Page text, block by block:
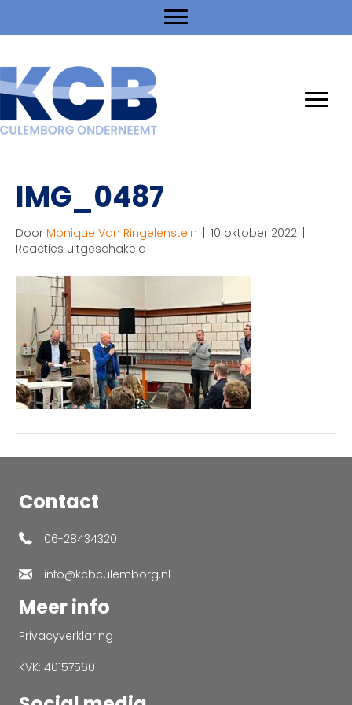
IMG_0487
Door Monique Van Ringelenstein | 10 oktober 2022 |
Reacties uitgeschakeld
Contact
06-28434320
info@kcbculemborg.nl
Meer info
Privacyverklaring
KVK: 40157560